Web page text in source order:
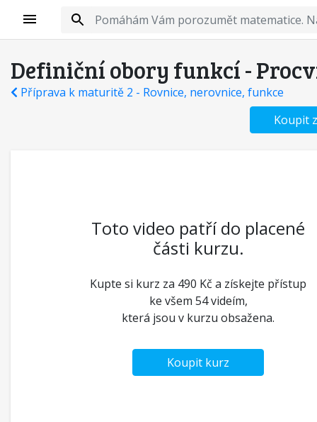
Definiční obory funkcí -
Příprava k maturitě 2 - Rovnice, nerovnice, funkce
Koupit
Toto video patří do placené
části kurzu.
Kupte si kurz za 490 Kč a získejte přístup
ke všem 54 videím,
která jsou v kurzu obsažena.
Koupit kurz